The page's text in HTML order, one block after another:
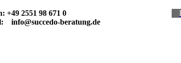
+49 2551 98 671 0
info@succedo-beratung.de